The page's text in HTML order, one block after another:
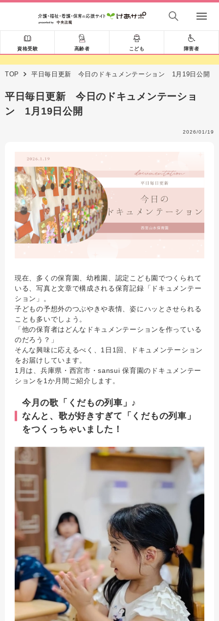
資格受験 高齢者 こども 障害者
TOP 平日毎日更新 今日のドキュメンテーション 1月19日公開
平日毎日更新 今日のドキュメンテーショ
ン 1月19日公開
2026/01/19
現在、多くの保育園、幼稚園、認定こども園でつくられて
いる、写真と文章で構成される保育記録「ドキュメンテー
ション」。
子どもの予想外のつぶやきや表情、姿にハッとさせられる
ことも多いでしょう。
「他の保育者はどんなドキュメンテーションを作っている
のだろう？」
そんな興味に応えるべく、1日1回、ドキュメンテーション
をお届けしています。
1月は、兵庫県・西宮市・sansui 保育園のドキュメンテー
ションを1か月間ご紹介します。
今月の歌「くだもの列車」♪
なんと、歌が好きすぎて「くだもの列車」
をつくっちゃいました！